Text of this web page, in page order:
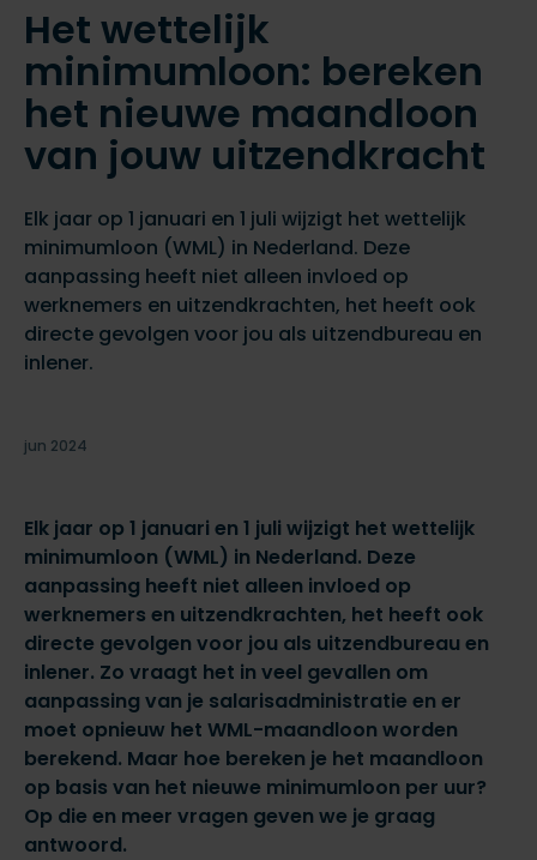
Het wettelijk
minimumloon: bereken
het nieuwe maandloon
van jouw uitzendkracht
Elk jaar op 1 januari en 1 juli wijzigt het wettelijk
minimumloon (WML) in Nederland. Deze
aanpassing heeft niet alleen invloed op
werknemers en uitzendkrachten, het heeft ook
directe gevolgen voor jou als uitzendbureau en
inlener.
jun 2024
Elk jaar op 1 januari en 1 juli wijzigt het wettelijk
minimumloon (WML) in Nederland. Deze
aanpassing heeft niet alleen invloed op
werknemers en uitzendkrachten, het heeft ook
directe gevolgen voor jou als uitzendbureau en
inlener. Zo vraagt het in veel gevallen om
aanpassing van je salarisadministratie en er
moet opnieuw het WML-maandloon worden
berekend. Maar hoe bereken je het maandloon
op basis van het nieuwe minimumloon per uur?
Op die en meer vragen geven we je graag
antwoord.